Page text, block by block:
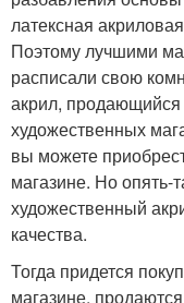
латексная
Поэтому лучшими
расписали свою
акрил,
художественных
вы можете
магазине. Но опять-
художественный
качества.
Тогда придется
магазине,